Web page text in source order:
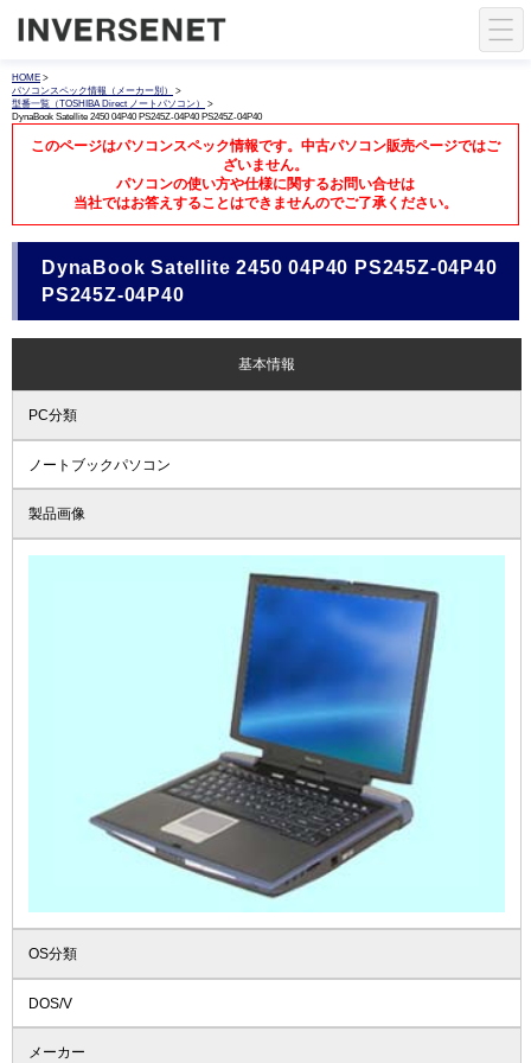
HOME >
パソコンスペック情報（メーカー別）
>
型番一覧（TOSHIBA Direct ノートパソコン）
>
DynaBook Satellite 2450 04P40 PS245Z-04P40 PS245Z-04P40
このページはパソコンスペック情報です。中古パソコン販売ページではご
ざいません。
パソコンの使い方や仕様に関するお問い合せは
当社ではお答えすることはできませんのでご了承ください。
DynaBook Satellite 2450 04P40 PS245Z-04P40
PS245Z-04P40
基本情報
PC分類
ノートブックパソコン
製品画像
OS分類
DOS/V
メーカー